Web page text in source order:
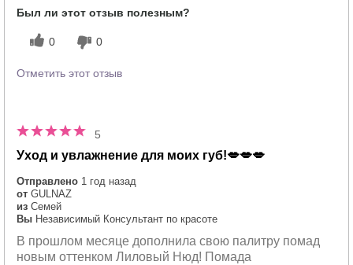
этого продукта от декоративной
Был ли этот отзыв полезным?
0 0
Отметить этот отзыв
5
Уход и увлажнение для моих губ!💋💋💋
Отправлено 1 год назад
от GULNAZ
из Семей
Вы Независимый Консультант по красоте
В прошлом месяце дополнила свою палитру помад
новым оттенком Лиловый Нюд! Помада